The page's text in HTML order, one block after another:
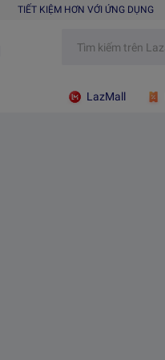
TIẾT KIỆM HƠN VỚI ỨNG DỤNG
LazMall